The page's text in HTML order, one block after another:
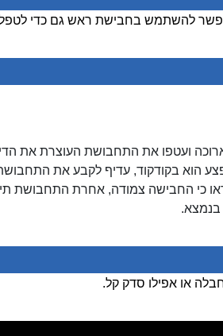
להשתמש בחבישת ראש גם כדי לטפל
ועטפו את התחבושת העוצרת את
הוא בקודקוד, עדיף לקבע את
כי החבישה צמודה, אחרת התחבושת
בנמצא.
או אפילו סדק קל.